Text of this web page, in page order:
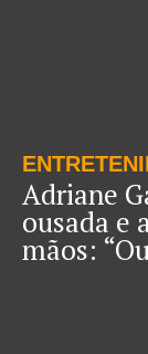
Adriane
ousada e
mãos: